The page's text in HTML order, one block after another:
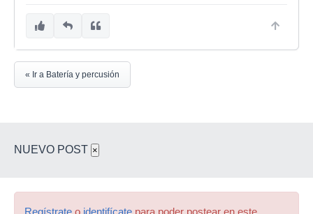
« Ir a Batería y percusión
NUEVO POST ×
Regístrate o identifícate para poder postear en este